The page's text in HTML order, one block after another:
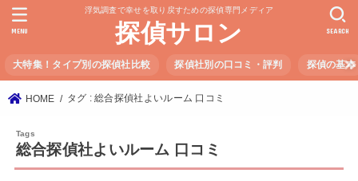
浮気調査で幸せを取り戻すための探偵専門メディア
探偵サロン
大特集！タイプ別の探偵社比較 探偵社別の口コミ・評判 探偵の基本
SEARCH
MENU
HOME タグ : 総合探偵社よいルーム 口コミ
総合探偵社よいルーム 口コミ